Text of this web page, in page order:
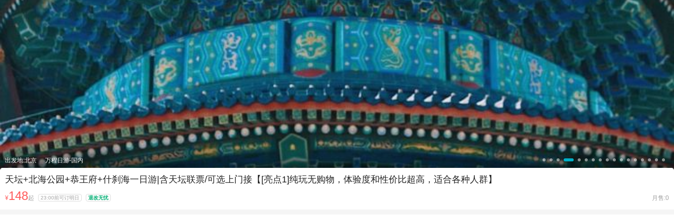
出发地:北京 万程日游-国内
天坛+北海公园+恭王府+什刹海一日游|含天坛联票/可选上门接【[亮点1]纯玩无购物，体验度和性价比超高，适合各种人群】
¥148起 23:00前可订明日 退改无忧 月售:0